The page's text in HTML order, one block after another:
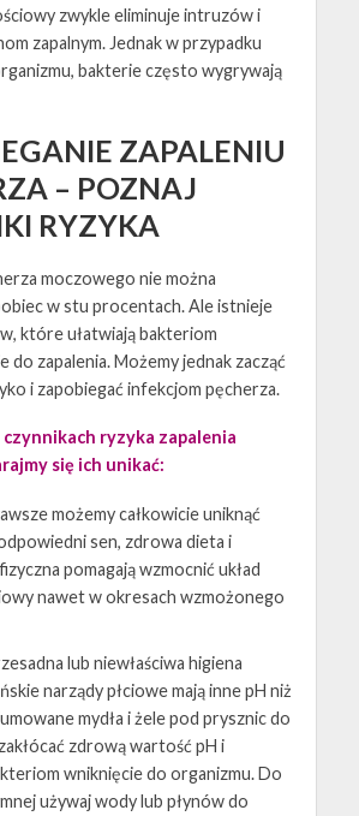
zwykle eliminuje intruzów i
zapalnym. Jednak w przypadku
bakterie często wygrywają
ZAPALENIU
– POZNAJ
RYZYKA
moczowego nie można
w stu procentach. Ale istnieje
które ułatwiają bakteriom
do zapalenia. Możemy jednak zacząć
i zapobiegać infekcjom pęcherza.
czynnikach ryzyka zapalenia
się ich unikać:
możemy całkowicie uniknąć
sen, zdrowa dieta i
pomagają wzmocnić układ
nawet w okresach wzmożonego
lub niewłaściwa higiena
narządy płciowe mają inne pH niż
mydła i żele pod prysznic do
zdrową wartość pH i
wniknięcie do organizmu. Do
używaj wody lub płynów do